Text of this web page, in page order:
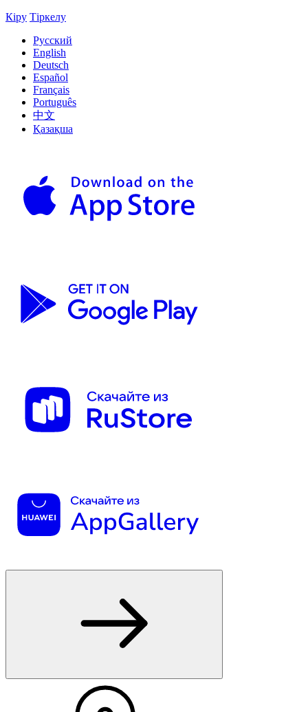
Кіру Тіркелу
Русский
English
Deutsch
Español
Français
Português
中文
Қазақша